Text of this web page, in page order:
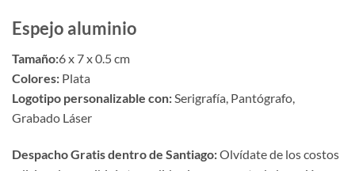
Espejo aluminio
Tamaño:6 x 7 x 0.5 cm
Colores: Plata
Logotipo personalizable con:Serigrafía, Pantógrafo,
Grabado Láser
Despacho Gratis dentro de Santiago:Olvídate de los costos